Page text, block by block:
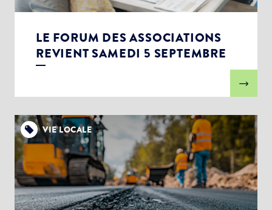
LE FORUM DES ASSOCIATIONS
REVIENT SAMEDI 5 SEPTEMBRE
VIE LOCALE